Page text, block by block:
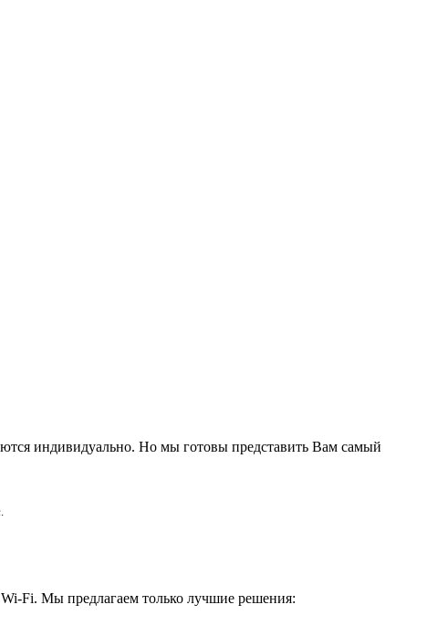
индивидуально. Но мы готовы представить Вам самый
Wi-Fi. Мы предлагаем только лучшие решения: